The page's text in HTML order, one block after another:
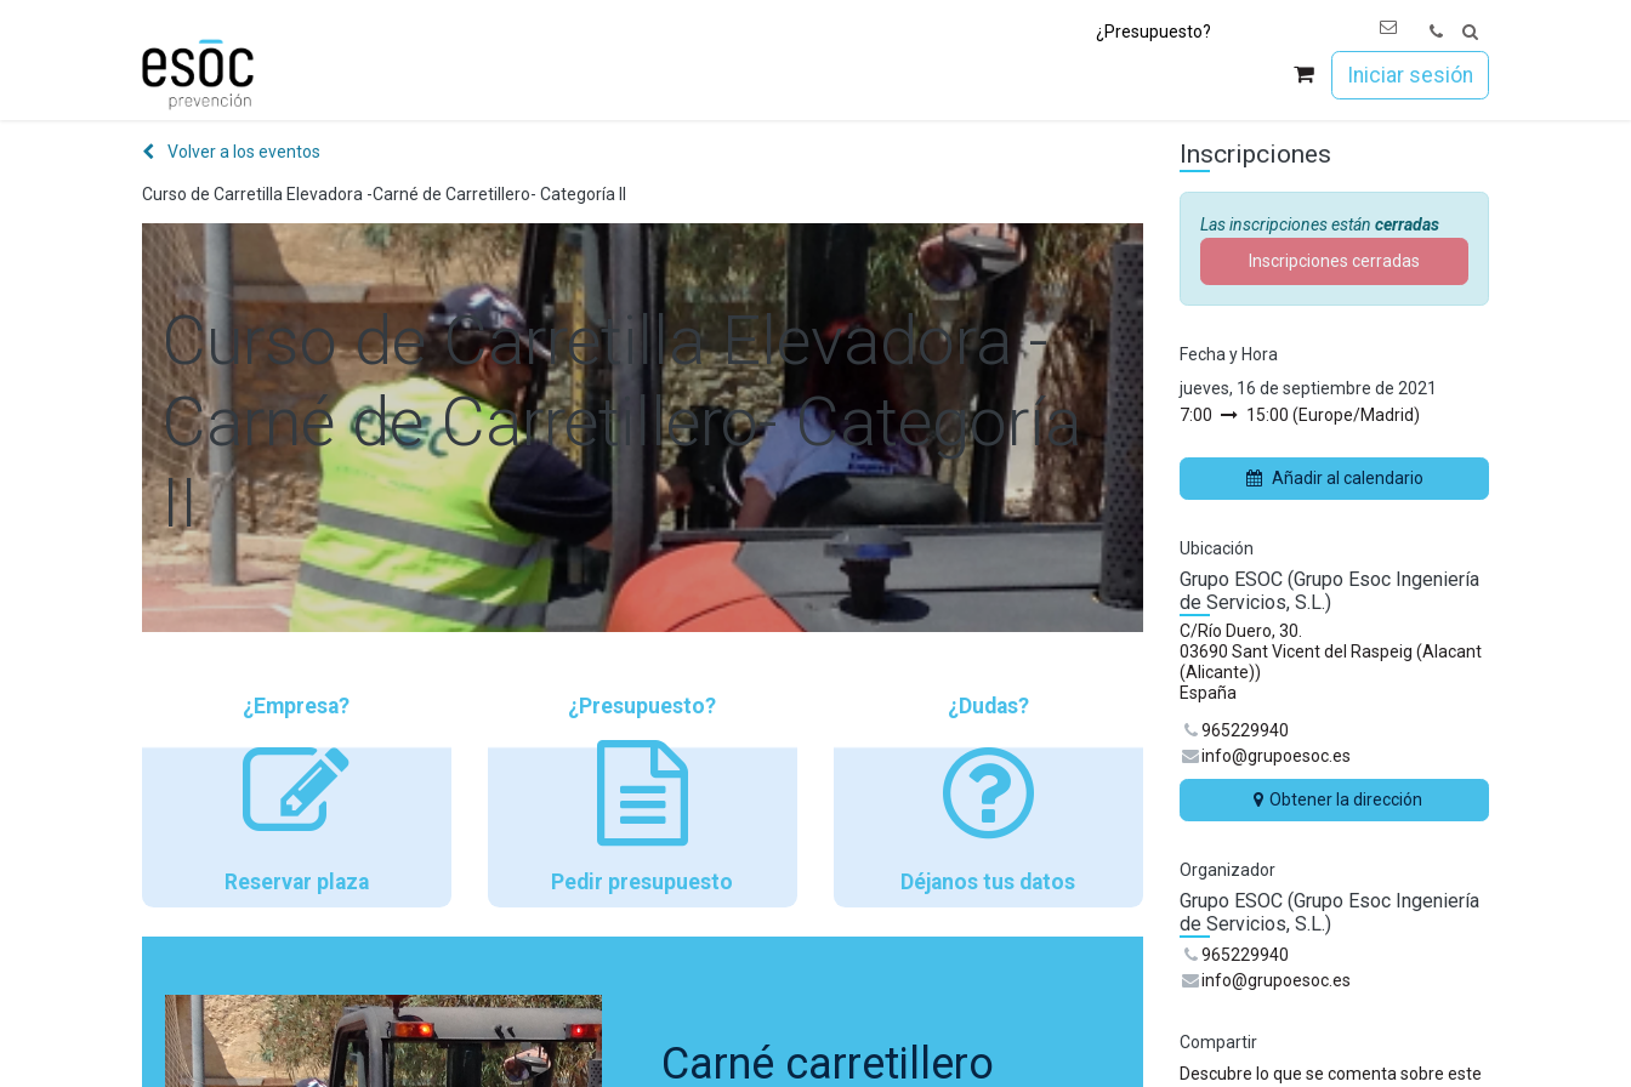
¿Presupuesto?
Iniciar sesión
Volver a los eventos
Curso de Carretilla Elevadora -Carné de Carretillero- Categoría II
Curso de Carretilla Elevadora -
Carné de Carretillero- Categoría
II
¿Empresa?
Reservar plaza
¿Presupuesto?
Pedir presupuesto
¿Dudas?
Déjanos tus datos
Carné carretillero
Inscripciones
Las inscripciones están cerradas
Inscripciones cerradas
Fecha y Hora
jueves, 16 de septiembre de 2021
7:00
15:00 (Europe/Madrid)
Añadir al calendario
Ubicación
Grupo ESOC (Grupo Esoc Ingeniería
de Servicios, S.L.)
C/Río Duero, 30.
03690 Sant Vicent del Raspeig (Alacant
(Alicante))
España
965229940
info@grupoesoc.es
Obtener la dirección
Organizador
Grupo ESOC (Grupo Esoc Ingeniería
de Servicios, S.L.)
965229940
info@grupoesoc.es
Compartir
Descubre lo que se comenta sobre este